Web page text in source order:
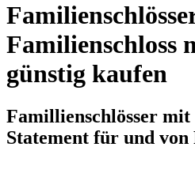
Familienschloss
günstig kaufen
Famillienschlösser
Statement für und